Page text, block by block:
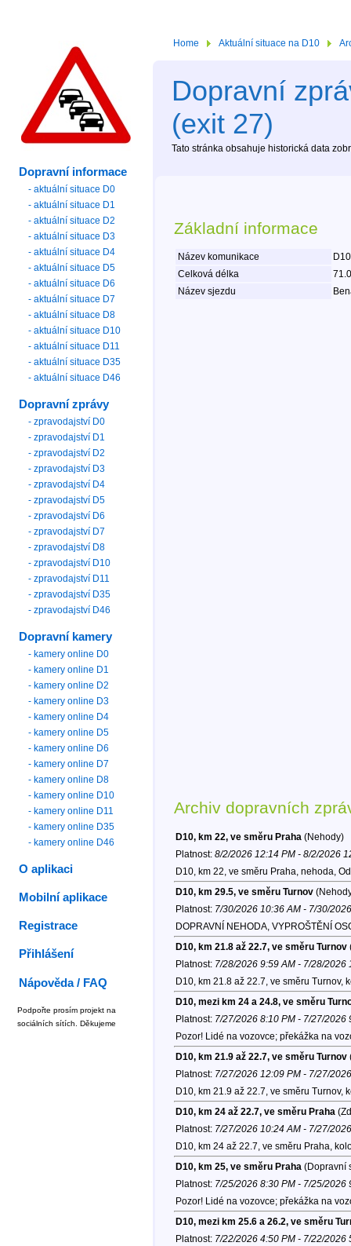
Home Aktuální situace na D10
Dopravní
(exit 27)
Tato stránka obsahuje historická data
Základní informace
Název komunikace
Celková délka
Název sjezdu
Archiv dopravních
D10, km 22, ve směru Praha (Nehody)
Platnost: 8/2/2026 12:14 PM - 8/2/2026
D10, km 22, ve směru Praha, nehoda,
D10, km 29.5, ve směru Turnov
Platnost: 7/30/2026 10:36 AM - 7/30/
DOPRAVNÍ NEHODA, VYPROŠTĚNÍ
D10, km 21.8 až 22.7, ve směru Turnov
Platnost: 7/28/2026 9:59 AM - 7/28/2026
D10, km 21.8 až 22.7, ve směru Turnov,
D10, mezi km 24 a 24.8, ve směru
Platnost: 7/27/2026 8:10 PM - 7/27/2026
Pozor! Lidé na vozovce; překážka na
D10, km 21.9 až 22.7, ve směru Turnov
Platnost: 7/27/2026 12:09 PM - 7/27/
D10, km 21.9 až 22.7, ve směru Turnov,
D10, km 24 až 22.7, ve směru Praha
Platnost: 7/27/2026 10:24 AM - 7/27/
D10, km 24 až 22.7, ve směru Praha,
D10, km 25, ve směru Praha (Dopravní
Platnost: 7/25/2026 8:30 PM - 7/25/2026
Pozor! Lidé na vozovce; překážka na
D10, mezi km 25.6 a 26.2, ve směru
Platnost: 7/22/2026 4:50 PM - 7/22/2026
Dopravní informace
- aktuální situace D0
- aktuální situace D1
- aktuální situace D2
- aktuální situace D3
- aktuální situace D4
- aktuální situace D5
- aktuální situace D6
- aktuální situace D7
- aktuální situace D8
- aktuální situace D10
- aktuální situace D11
- aktuální situace D35
- aktuální situace D46
Dopravní zprávy
- zpravodajství D0
- zpravodajství D1
- zpravodajství D2
- zpravodajství D3
- zpravodajství D4
- zpravodajství D5
- zpravodajství D6
- zpravodajství D7
- zpravodajství D8
- zpravodajství D10
- zpravodajství D11
- zpravodajství D35
- zpravodajství D46
Dopravní kamery
- kamery online D0
- kamery online D1
- kamery online D2
- kamery online D3
- kamery online D4
- kamery online D5
- kamery online D6
- kamery online D7
- kamery online D8
- kamery online D10
- kamery online D11
- kamery online D35
- kamery online D46
O aplikaci
Mobilní aplikace
Registrace
Přihlášení
Nápověda / FAQ
Podpořte prosím projekt na
sociálních sítích. Děkujeme